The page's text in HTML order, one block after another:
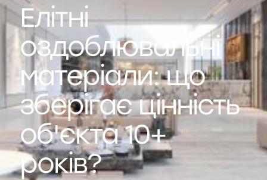
Елітні
оздоблювальні
матеріали: що
зберігає цінність
об'єкта 10+
років?